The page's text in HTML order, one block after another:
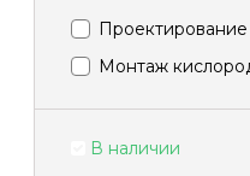
Проектирование
Монтаж
В наличии